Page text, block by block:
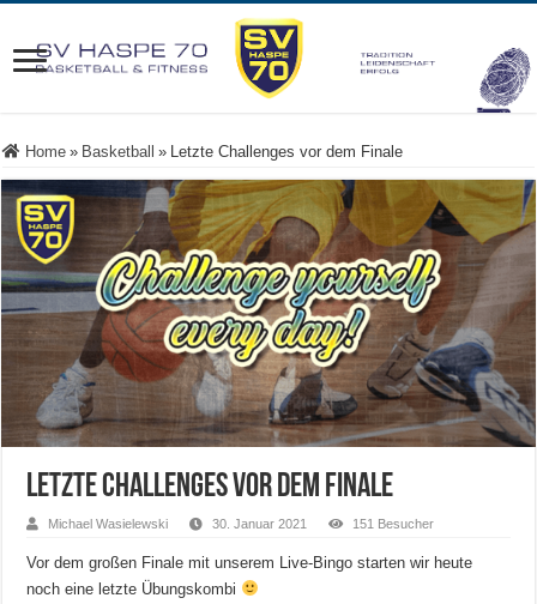
Home » Basketball » Letzte Challenges vor dem Finale
Letzte Challenges vor dem Finale
Michael Wasielewski 30. Januar 2021 151 Besucher
Vor dem großen Finale mit unserem Live-Bingo starten wir heute
noch eine letzte Übungskombi